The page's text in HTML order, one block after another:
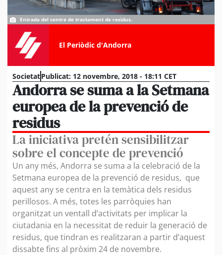
Entrada del centre de tractament de residus.
El Periòdic d'Andorra
SocietatPublicat: 12 novembre, 2018 - 18:11 CET
Andorra se suma a la Setmana
europea de la prevenció de
residus
La iniciativa pretén sensibilitzar
sobre el concepte de prevenció
Un any més, Andorra se suma a la celebració de la
Setmana europea de la prevenció de residus, que
aquest any se centra en la temàtica dels residus
perillosos. A més, totes les parròquies han
organitzat un ventall d’activitats per implicar la
ciutadania en la necessitat de reduir la generació de
residus, que tindran es realitzaran a partir d’aquest
dissabte fins al pròxim 24 de novembre.